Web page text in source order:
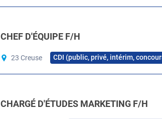
CHEF D'ÉQUIPE F/H
23 Creuse CDI (public, privé, intérim,
CHARGÉ D'ÉTUDES MARKETING F/H